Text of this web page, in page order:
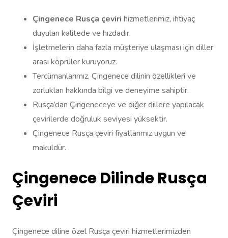
Çingenece Rusça çeviri hizmetlerimiz, ihtiyaç
duyulan kalitede ve hızdadır.
İşletmelerin daha fazla müşteriye ulaşması için diller
arası köprüler kuruyoruz.
Tercümanlarımız, Çingenece dilinin özellikleri ve
zorlukları hakkında bilgi ve deneyime sahiptir.
Rusça’dan Çingeneceye ve diğer dillere yapılacak
çevirilerde doğruluk seviyesi yüksektir.
Çingenece Rusça çeviri fiyatlarımız uygun ve
makuldür.
Çingenece Dilinde Rusça
Çeviri
Çingenece diline özel Rusça çeviri hizmetlerimizden